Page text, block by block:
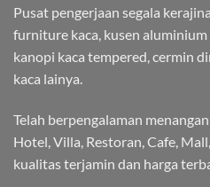
Pusat pengerjaan segala
furniture kaca, kusen
kanopi kaca tempered, cermin
kaca lainya.
Telah berpengalaman
Hotel, Villa, Restoran, Cafe,
kualitas terjamin dan harga